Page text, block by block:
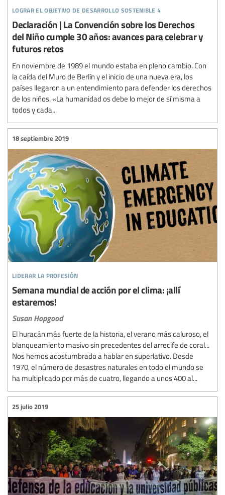
lograr el objetivo de desarrollo sostenible 4
Declaración | La Convención sobre los Derechos
del Niño cumple 30 años: avances para celebrar y
futuros retos
En noviembre de 1989 el mundo estaba en pleno cambio. Con
la caída del Muro de Berlín y el inicio de una nueva era, los
países llegaron a un entendimiento para defender los derechos
de los niños. «La humanidad os debe lo mejor de sí misma a
todos y cada...
liderar la profesión
18 septiembre 2019
Semana mundial de acción por el clima: ¡allí
estaremos!
Susan Hopgood
El huracán más fuerte de la historia, el verano más caluroso, el
blanqueamiento masivo sin precedentes del arrecife de coral...
Nos hemos acostumbrado a hablar en superlativo. Desde
1970, el número de desastres naturales en todo el mundo se
ha multiplicado por más de cuatro, llegando a unos 400 al...
25 julio 2019